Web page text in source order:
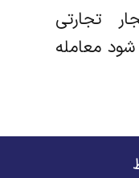
تجارتی
معامله